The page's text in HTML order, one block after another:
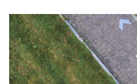
포
털